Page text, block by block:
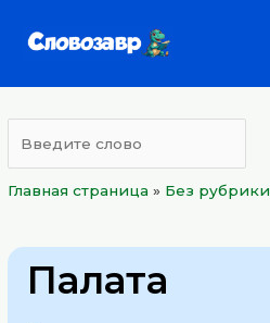
Главная страница » Без рубрики
Палата